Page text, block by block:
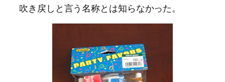
吹き戻しと言う名称とは知らなかった。